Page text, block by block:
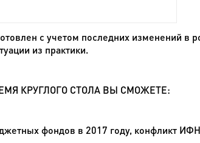
с учетом последних изменений в
из практики.
КРУГЛОГО СТОЛА ВЫ СМОЖЕТЕ:
фондов в 2017 году, конфликт